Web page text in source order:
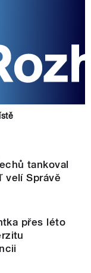
tankoval
velí Správě
přes léto